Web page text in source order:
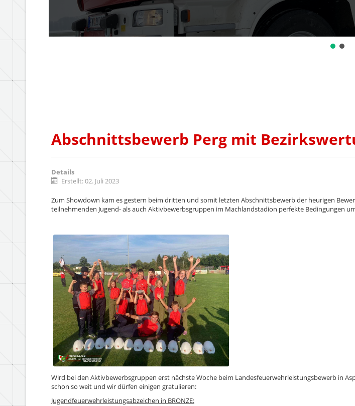
Abschnittsbewerb Perg mit
Details
Erstellt: 02. Juli 2023
Zum Showdown kam es gestern beim dritten und somit letzten Abschnittsbewerb der heurigen
teilnehmenden Jugend- als auch Aktivbewerbsgruppen im Machlandstadion perfekte Bedingungen
Wird bei den Aktivbewerbsgruppen erst nächste Woche beim Landesfeuerwehrleistungsbewerb in
schon so weit und wir dürfen einigen gratulieren:
Jugendfeuerwehrleistungsabzeichen in BRONZE: